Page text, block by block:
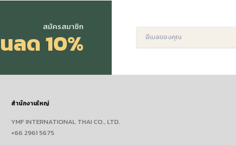
สมัครสมาชิก
ลด 10%
สำนักงานใหญ่
YMF INTERNATIONAL THAI CO., LTD.
+66 2961 5675